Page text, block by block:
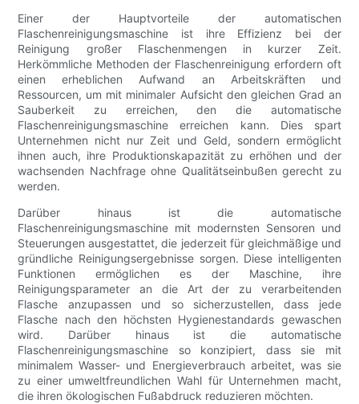
Einer der Hauptvorteile der automatischen
Flaschenreinigungsmaschine ist ihre Effizienz bei der
Reinigung großer Flaschenmengen in kurzer Zeit.
Herkömmliche Methoden der Flaschenreinigung erfordern oft
einen erheblichen Aufwand an Arbeitskräften und
Ressourcen, um mit minimaler Aufsicht den gleichen Grad an
Sauberkeit zu erreichen, den die automatische
Flaschenreinigungsmaschine erreichen kann. Dies spart
Unternehmen nicht nur Zeit und Geld, sondern ermöglicht
ihnen auch, ihre Produktionskapazität zu erhöhen und der
wachsenden Nachfrage ohne Qualitätseinbußen gerecht zu
werden.
Darüber hinaus ist die automatische
Flaschenreinigungsmaschine mit modernsten Sensoren und
Steuerungen ausgestattet, die jederzeit für gleichmäßige und
gründliche Reinigungsergebnisse sorgen. Diese intelligenten
Funktionen ermöglichen es der Maschine, ihre
Reinigungsparameter an die Art der zu verarbeitenden
Flasche anzupassen und so sicherzustellen, dass jede
Flasche nach den höchsten Hygienestandards gewaschen
wird. Darüber hinaus ist die automatische
Flaschenreinigungsmaschine so konzipiert, dass sie mit
minimalem Wasser- und Energieverbrauch arbeitet, was sie
zu einer umweltfreundlichen Wahl für Unternehmen macht,
die ihren ökologischen Fußabdruck reduzieren möchten.